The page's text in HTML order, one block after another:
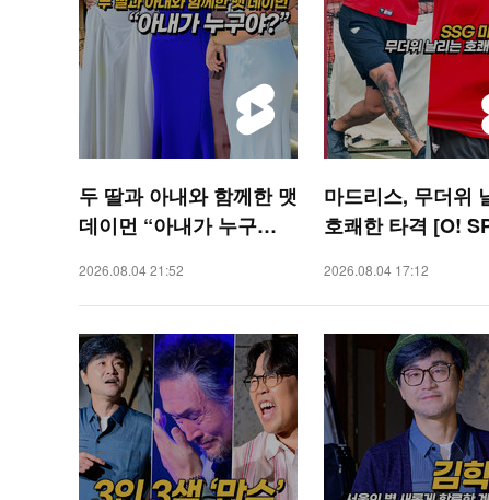
두 딸과 아내와 함께한 맷
데이먼 “아내가 누구
2026.08.04 21:52
마드리스, 무더위
호쾌한 타격 [O!
2026.08.04 17:12